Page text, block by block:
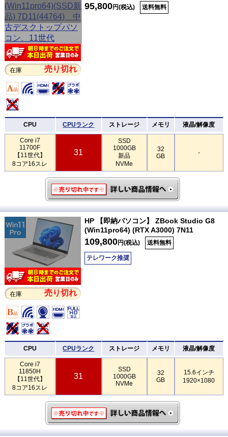
在庫 売り切れ
95,800円(税込) 送料無料
CPU CPUランク ストレージ メモリ 液晶/解像度
Core i7
11700F
【11世代】
8コア16スレ
31
SSD
1000GB
新品
NVMe
32
GB
-
在庫 売り切れ
HP 【即納パソコン】 ZBook Studio G8
(Win11pro64) (RTX A3000) 7N11
109,800円(税込) 送料無料
テレワーク推奨
CPU CPUランク ストレージ メモリ 液晶/解像度
Core i7
11850H
【11世代】
8コア16スレ
31
SSD
1000GB
NVMe
32
GB
15.6インチ
1920×1080